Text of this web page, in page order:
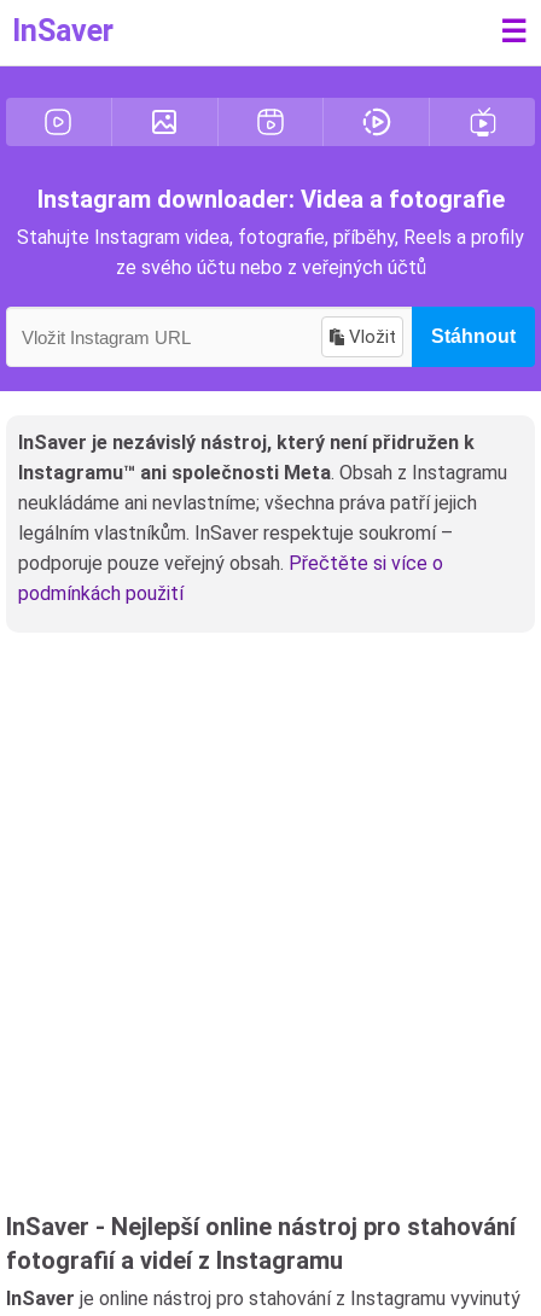
InSaver ☰
Instagram downloader: Videa a fotografie
Stahujte Instagram videa, fotografie, příběhy, Reels a profily
ze svého účtu nebo z veřejných účtů
Vložit Stáhnout
InSaver je nezávislý nástroj, který není přidružen k
Instagramu™ ani společnosti Meta. Obsah z Instagramu
neukládáme ani nevlastníme; všechna práva patří jejich
legálním vlastníkům. InSaver respektuje soukromí –
podporuje pouze veřejný obsah. Přečtěte si více o
podmínkách použití
InSaver - Nejlepší online nástroj pro stahování
fotografií a videí z Instagramu
InSaver je online nástroj pro stahování z Instagramu vyvinutý